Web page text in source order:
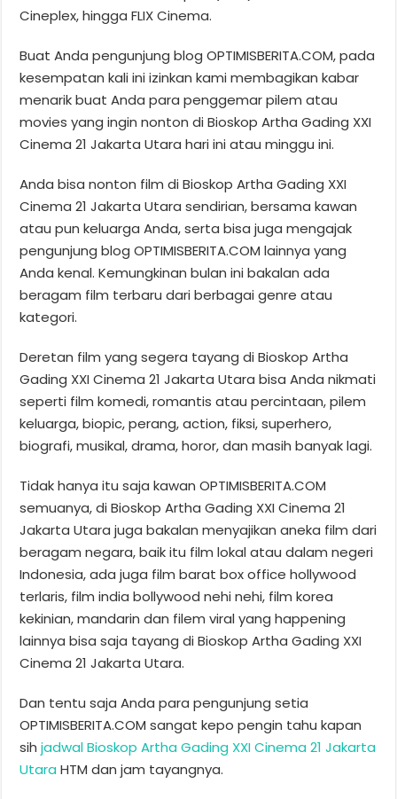
Cineplex, hingga FLIX Cinema.
Buat Anda pengunjung blog OPTIMISBERITA.COM, pada
kesempatan kali ini izinkan kami membagikan kabar
menarik buat Anda para penggemar pilem atau
movies yang ingin nonton di Bioskop Artha Gading XXI
Cinema 21 Jakarta Utara hari ini atau minggu ini.
Anda bisa nonton film di Bioskop Artha Gading XXI
Cinema 21 Jakarta Utara sendirian, bersama kawan
atau pun keluarga Anda, serta bisa juga mengajak
pengunjung blog OPTIMISBERITA.COM lainnya yang
Anda kenal. Kemungkinan bulan ini bakalan ada
beragam film terbaru dari berbagai genre atau
kategori.
Deretan film yang segera tayang di Bioskop Artha
Gading XXI Cinema 21 Jakarta Utara bisa Anda nikmati
seperti film komedi, romantis atau percintaan, pilem
keluarga, biopic, perang, action, fiksi, superhero,
biografi, musikal, drama, horor, dan masih banyak lagi.
Tidak hanya itu saja kawan OPTIMISBERITA.COM
semuanya, di Bioskop Artha Gading XXI Cinema 21
Jakarta Utara juga bakalan menyajikan aneka film dari
beragam negara, baik itu film lokal atau dalam negeri
Indonesia, ada juga film barat box office hollywood
terlaris, film india bollywood nehi nehi, film korea
kekinian, mandarin dan filem viral yang happening
lainnya bisa saja tayang di Bioskop Artha Gading XXI
Cinema 21 Jakarta Utara.
Dan tentu saja Anda para pengunjung setia
OPTIMISBERITA.COM sangat kepo pengin tahu kapan
sihjadwal Bioskop Artha Gading XXI Cinema 21 Jakarta
Utara HTM dan jam tayangnya.